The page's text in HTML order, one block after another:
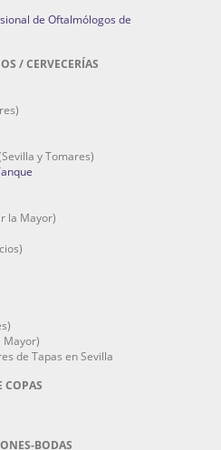
de Oftalmólogos de
/ CERVECERÍAS
y Tomares)
la Mayor)
Mayor)
de Tapas en Sevilla
COPAS
BODAS